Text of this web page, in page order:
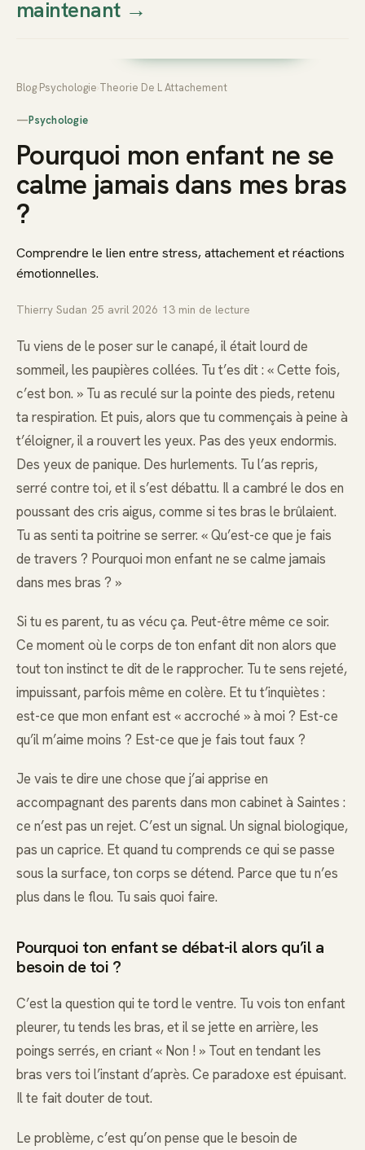
Thierry
Prendre rendez-vous dès
maintenant→
Blog Psychologie Theorie De L Attachement
—Psychologie
Pourquoi mon enfant ne se
calme jamais dans mes bras
?
Comprendre le lien entre stress, attachement et réactions
émotionnelles.
Thierry Sudan 25 avril 2026 13 min de lecture
Tu viens de le poser sur le canapé, il était lourd de
sommeil, les paupières collées. Tu t’es dit : « Cette fois,
c’est bon. » Tu as reculé sur la pointe des pieds, retenu
ta respiration. Et puis, alors que tu commençais à peine à
t’éloigner, il a rouvert les yeux. Pas des yeux endormis.
Des yeux de panique. Des hurlements. Tu l’as repris,
serré contre toi, et il s’est débattu. Il a cambré le dos en
poussant des cris aigus, comme si tes bras le brûlaient.
Tu as senti ta poitrine se serrer. « Qu’est-ce que je fais
de travers ? Pourquoi mon enfant ne se calme jamais
dans mes bras ? »
Si tu es parent, tu as vécu ça. Peut-être même ce soir.
Ce moment où le corps de ton enfant dit non alors que
tout ton instinct te dit de le rapprocher. Tu te sens rejeté,
impuissant, parfois même en colère. Et tu t’inquiètes :
est-ce que mon enfant est « accroché » à moi ? Est-ce
qu’il m’aime moins ? Est-ce que je fais tout faux ?
Je vais te dire une chose que j’ai apprise en
accompagnant des parents dans mon cabinet à Saintes :
ce n’est pas un rejet. C’est un signal. Un signal biologique,
pas un caprice. Et quand tu comprends ce qui se passe
sous la surface, ton corps se détend. Parce que tu n’es
plus dans le flou. Tu sais quoi faire.
Pourquoi ton enfant se débat-il alors qu’il a
besoin de toi ?
C’est la question qui te tord le ventre. Tu vois ton enfant
pleurer, tu tends les bras, et il se jette en arrière, les
poings serrés, en criant « Non ! » Tout en tendant les
bras vers toi l’instant d’après. Ce paradoxe est épuisant.
Il te fait douter de tout.
Le problème, c’est qu’on pense que le besoin de